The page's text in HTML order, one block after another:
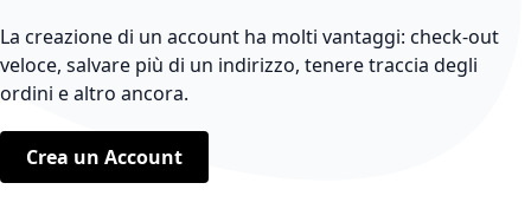
La creazione di un account ha molti vantaggi: check-out
veloce, salvare più di un indirizzo, tenere traccia degli
ordini e altro ancora.
Crea un Account